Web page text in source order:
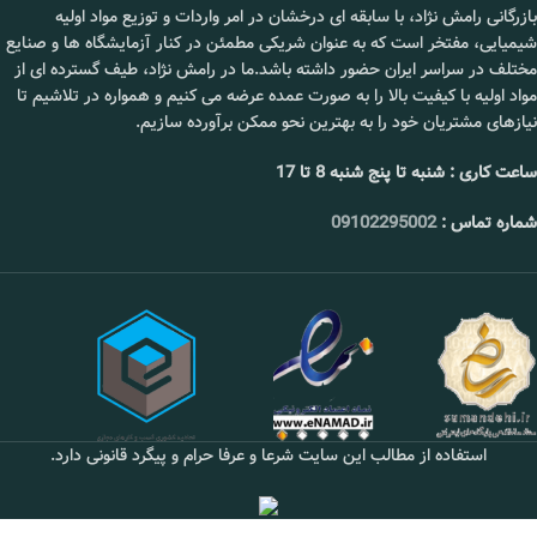
📞 09102295002
بازرگانی رامش نژاد، با سابقه ای درخشان در امر واردات و توزیع مواد اولیه
شیمیایی، مفتخر است که به عنوان شریکی مطمئن در کنار آزمایشگاه ها و صنایع
مختلف در سراسر ایران حضور داشته باشد.ما در رامش نژاد، طیف گسترده ای از
مواد اولیه با کیفیت بالا را به صورت عمده عرضه می کنیم و همواره در تلاشیم تا
نیازهای مشتریان خود را به بهترین نحو ممکن برآورده سازیم.
ساعت کاری : شنبه تا پنج شنبه 8 تا 17
شماره تماس :09102295002
استفاده از مطالب این سایت شرعا و عرفا حرام و پیگرد قانونی دارد.